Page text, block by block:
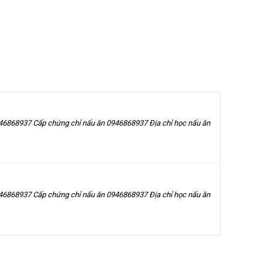
Cấp chứng chỉ nấu ăn 0946868937 Địa chỉ học nấu ăn
Cấp chứng chỉ nấu ăn 0946868937 Địa chỉ học nấu ăn